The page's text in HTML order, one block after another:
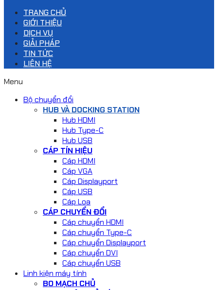
TRANG CHỦ
GIỚI THIỆU
DỊCH VỤ
GIẢI PHÁP
TIN TỨC
LIÊN HỆ
Menu
Bộ chuyển đổi
HUB VÀ DOCKING STATION
Hub HDMI
Hub Type-C
Hub USB
CÁP TÍN HIỆU
Cáp HDMI
Cáp VGA
Cáp Displayport
Cáp USB
Cáp Loa
CÁP CHUYỂN ĐỔI
Cáp chuyển HDMI
Cáp chuyển Type-C
Cáp chuyển Displayport
Cáp chuyển DVI
Cáp chuyển USB
Linh kiện máy tính
BO MẠCH CHỦ